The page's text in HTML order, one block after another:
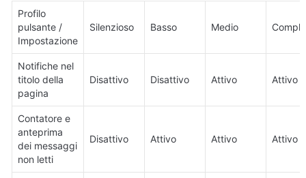
Profilo
pulsante /
Impostazione
Silenzioso Basso Medio
Notifiche nel
titolo della
pagina
Disattivo Disattivo Attivo Attivo
Contatore e
anteprima
dei messaggi
non letti
Disattivo Attivo Attivo Attivo